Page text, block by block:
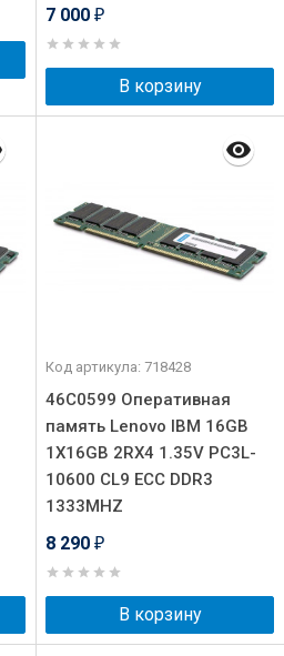
7 000 ₽
В корзину
Код артикула: 718428
46C0599 Оперативная
память Lenovo IBM 16GB
1X16GB 2RX4 1.35V PC3L-
10600 CL9 ECC DDR3
1333MHZ
8 290 ₽
В корзину